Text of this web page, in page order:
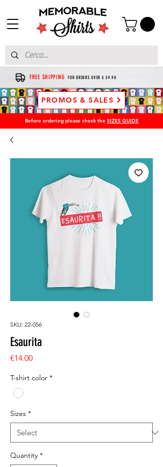
FREE SHIPPING FOR ORDERS OVER € 39.90
PROMOS & SALES
Before ordering please check the SIZES GUIDE
SKU: 22-056
Esaurita
€14.00Price
T-shirt color *
Sizes *
Quantity *